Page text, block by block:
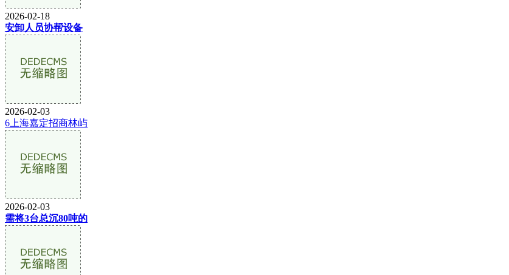
2026-02-18
安卸人员协帮设备
2026-02-03
6上海嘉定招商林屿
2026-02-03
需将3台总沉80吨的